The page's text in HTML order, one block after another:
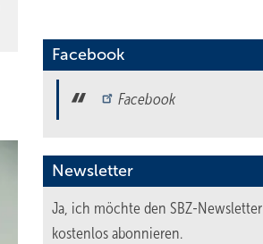
Facebook
Facebook
Newsletter
Ja, ich möchte den SBZ-Newsletter
kostenlos abonnieren.